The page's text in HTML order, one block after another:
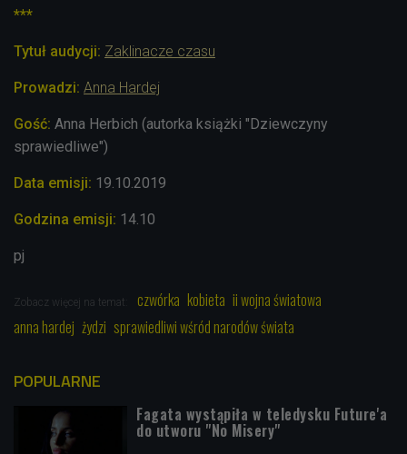
***
Tytuł audycji: Zaklinacze czasu
Prowadzi: Anna Hardej
Gość: Anna Herbich (autorka książki "Dziewczyny
sprawiedliwe")
Data emisji: 19 .10.2019
Godzina emisji: 14.10
pj
Zobacz więcej na temat: czwórka kobieta ii wojna światowa
anna hardej żydzi sprawiedliwi wśród narodów świata
POPULARNE
Fagata wystąpiła w teledysku Future'a
do utworu "No Misery"